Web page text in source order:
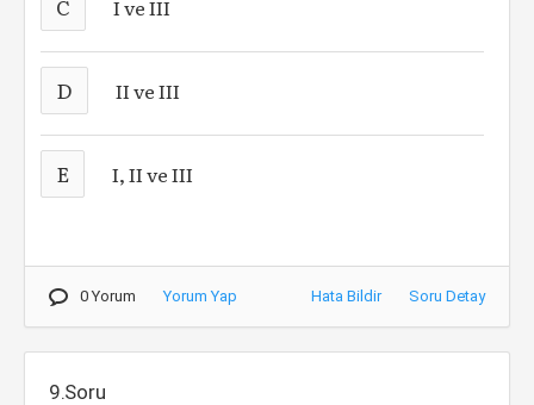
C I ve III
D II ve III
E I, II ve III
0 Yorum Yorum Yap Hata Bildir Soru Detay
9.Soru